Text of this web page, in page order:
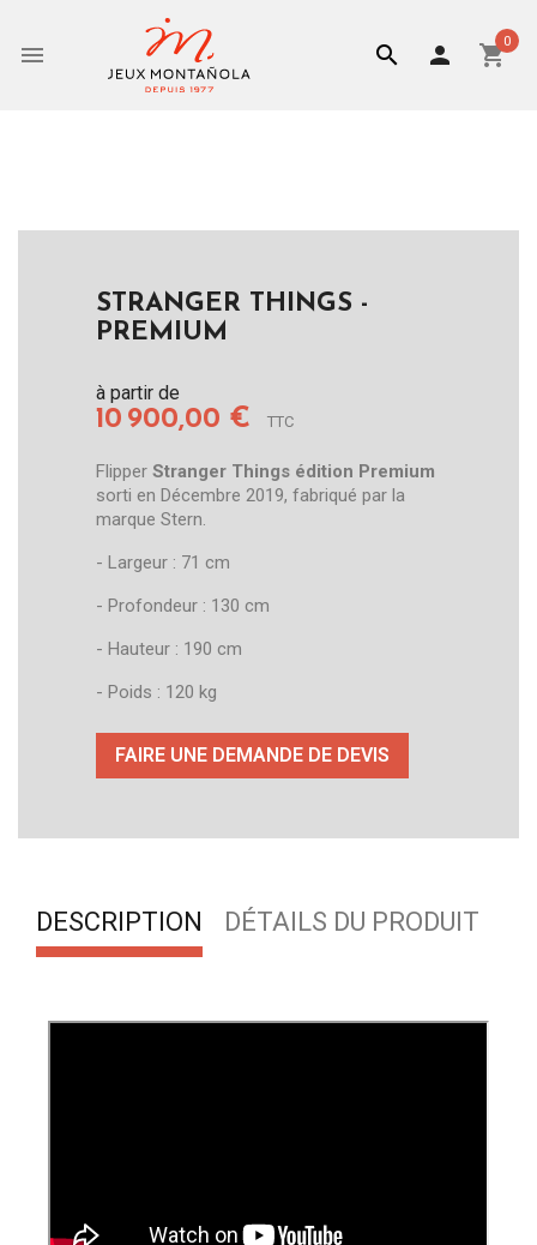
  person shopping_cart0
STRANGER THINGS -
PREMIUM
à partir de
10 900,00 € TTC
Flipper Stranger Things édition Premium
sorti en Décembre 2019, fabriqué par la
marque Stern.
- Largeur : 71 cm
- Profondeur : 130 cm
- Hauteur : 190 cm
- Poids : 120 kg
FAIRE UNE DEMANDE DE DEVIS
DESCRIPTION DÉTAILS DU PRODUIT